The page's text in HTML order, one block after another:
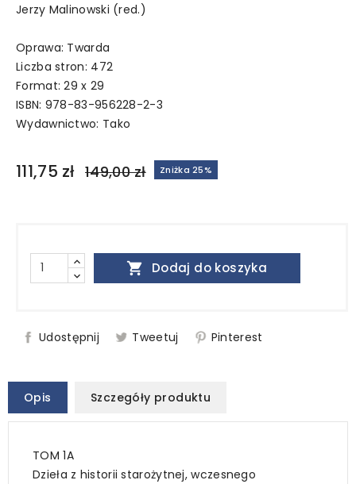
Jerzy Malinowski (red.)
Oprawa: Twarda
Liczba stron: 472
Format: 29 x 29
ISBN: 978-83-956228-2-3
Wydawnictwo: Tako
111,75 zł 149,00 zł Zniżka 25%
 Dodaj do koszyka
Udostępnij Tweetuj Pinterest
Opis Szczegóły produktu
TOM 1A
Dzieła z historii starożytnej, wczesnego